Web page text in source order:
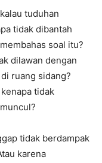
tuduhan
tidak dibantah
soal itu?
dilawan dengan
ruang sidang?
tidak
tidak berdampak
karena